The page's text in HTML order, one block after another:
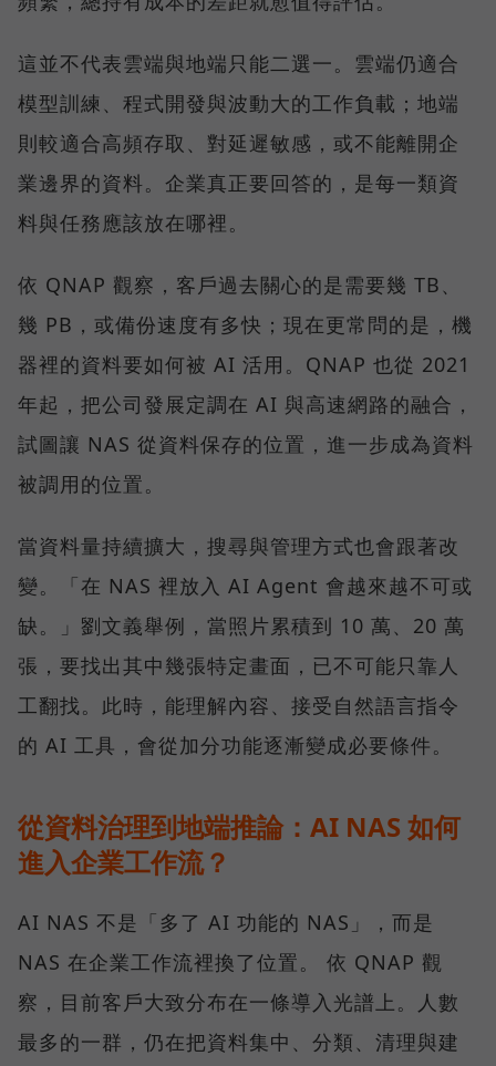
這並不代表雲端與地端只能二選一。雲端仍適合
模型訓練、程式開發與波動大的工作負載；地端
則較適合高頻存取、對延遲敏感，或不能離開企
業邊界的資料。企業真正要回答的，是每一類資
料與任務應該放在哪裡。
依 QNAP 觀察，客戶過去關心的是需要幾 TB、
幾 PB，或備份速度有多快；現在更常問的是，機
器裡的資料要如何被 AI 活用。QNAP 也從 2021
年起，把公司發展定調在 AI 與高速網路的融合，
試圖讓 NAS 從資料保存的位置，進一步成為資料
被調用的位置。
當資料量持續擴大，搜尋與管理方式也會跟著改
變。「在 NAS 裡放入 AI Agent 會越來越不可或
缺。」劉文義舉例，當照片累積到 10 萬、20 萬
張，要找出其中幾張特定畫面，已不可能只靠人
工翻找。此時，能理解內容、接受自然語言指令
的 AI 工具，會從加分功能逐漸變成必要條件。
從資料治理到地端推論：AI NAS 如何
進入企業工作流？
AI NAS 不是「多了 AI 功能的 NAS」，而是
NAS 在企業工作流裡換了位置。 依 QNAP 觀
察，目前客戶大致分布在一條導入光譜上。人數
最多的一群，仍在把資料集中、分類、清理與建